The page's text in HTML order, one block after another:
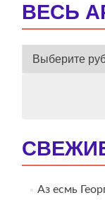
ВЕСЬ
ВЕСЬ
Аз есмь